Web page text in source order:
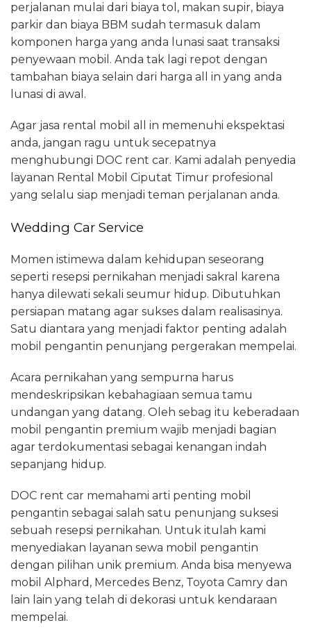
perjalanan mulai dari biaya tol, makan supir, biaya
parkir dan biaya BBM sudah termasuk dalam
komponen harga yang anda lunasi saat transaksi
penyewaan mobil. Anda tak lagi repot dengan
tambahan biaya selain dari harga all in yang anda
lunasi di awal.
Agar jasa rental mobil all in memenuhi ekspektasi
anda, jangan ragu untuk secepatnya
menghubungi DOC rent car. Kami adalah penyedia
layanan Rental Mobil Ciputat Timur profesional
yang selalu siap menjadi teman perjalanan anda.
Wedding Car Service
Momen istimewa dalam kehidupan seseorang
seperti resepsi pernikahan menjadi sakral karena
hanya dilewati sekali seumur hidup. Dibutuhkan
persiapan matang agar sukses dalam realisasinya.
Satu diantara yang menjadi faktor penting adalah
mobil pengantin penunjang pergerakan mempelai.
Acara pernikahan yang sempurna harus
mendeskripsikan kebahagiaan semua tamu
undangan yang datang. Oleh sebag itu keberadaan
mobil pengantin premium wajib menjadi bagian
agar terdokumentasi sebagai kenangan indah
sepanjang hidup.
DOC rent car memahami arti penting mobil
pengantin sebagai salah satu penunjang suksesi
sebuah resepsi pernikahan. Untuk itulah kami
menyediakan layanan sewa mobil pengantin
dengan pilihan unik premium. Anda bisa menyewa
mobil Alphard, Mercedes Benz, Toyota Camry dan
lain lain yang telah di dekorasi untuk kendaraan
mempelai.